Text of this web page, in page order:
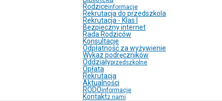
Rodziceinformacje
Rekrutacja do przedszkola
Rekrutacja - Klas I
Bezpieczny internet
Rada Rodziców
Konsultacje
Odpłatność za wyżywienie
Wykaz podręczników
Oddziałyprzedszkolne
Opłata
Rekrutacja
Aktualności
RODOinformacje
Kontaktz nami